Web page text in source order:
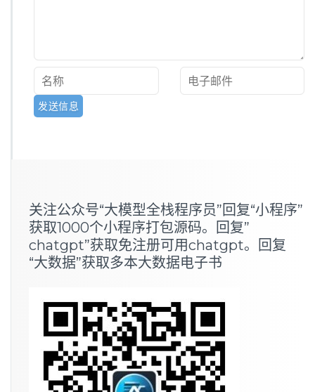
关注公众号“大模型全栈程序员”回复“小程序”
获取1000个小程序打包源码。回复”
chatgpt”获取免注册可用chatgpt。回复
“大数据”获取多本大数据电子书